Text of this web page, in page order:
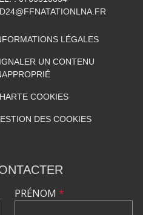
LÉGALES
UN CONTENU
COOKIES
DES COOKIES
PRÉNOM *